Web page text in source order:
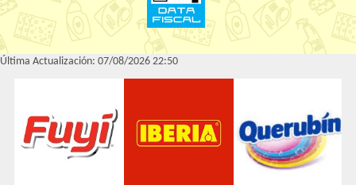
Última Actualización: 07/08/2026 22:50